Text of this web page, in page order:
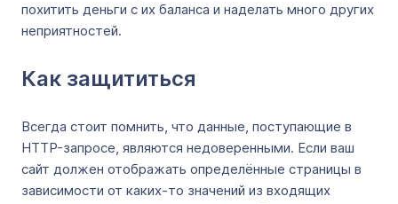
похитить деньги с их баланса и наделать много других
неприятностей.
Как защититься
Всегда стоит помнить, что данные, поступающие в
HTTP-запросе, являются недоверенными. Если ваш
сайт должен отображать определённые страницы в
зависимости от каких-то значений из входящих